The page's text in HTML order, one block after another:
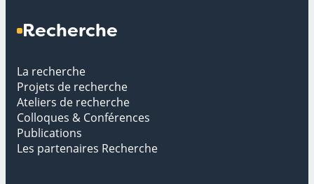
Recherche
La recherche
Projets de recherche
Ateliers de recherche
Colloques & Conférences
Publications
Les partenaires Recherche